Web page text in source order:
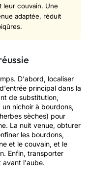
leur couvain. Une
adaptée, réduit
D'abord, localiser
principal dans la
de substitution,
nichoir à bourdons,
sèches) pour
La nuit venue, obturer
les bourdons,
et le couvain, et le
Enfin, transporter
avant l'aube.